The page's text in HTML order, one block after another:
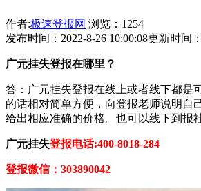
作者:极速登报网 浏览：1254
发布时间：2022-8-26 10:00:08更新时间
广元挂失登报在哪里？
答：广元挂失登报在线上或者线下都是
的话相对简单方便，向登报老师说明自
给出相应准确的价格。也可以线下到报
广元挂失登报电话:400-8018-284
登报微信：303890042